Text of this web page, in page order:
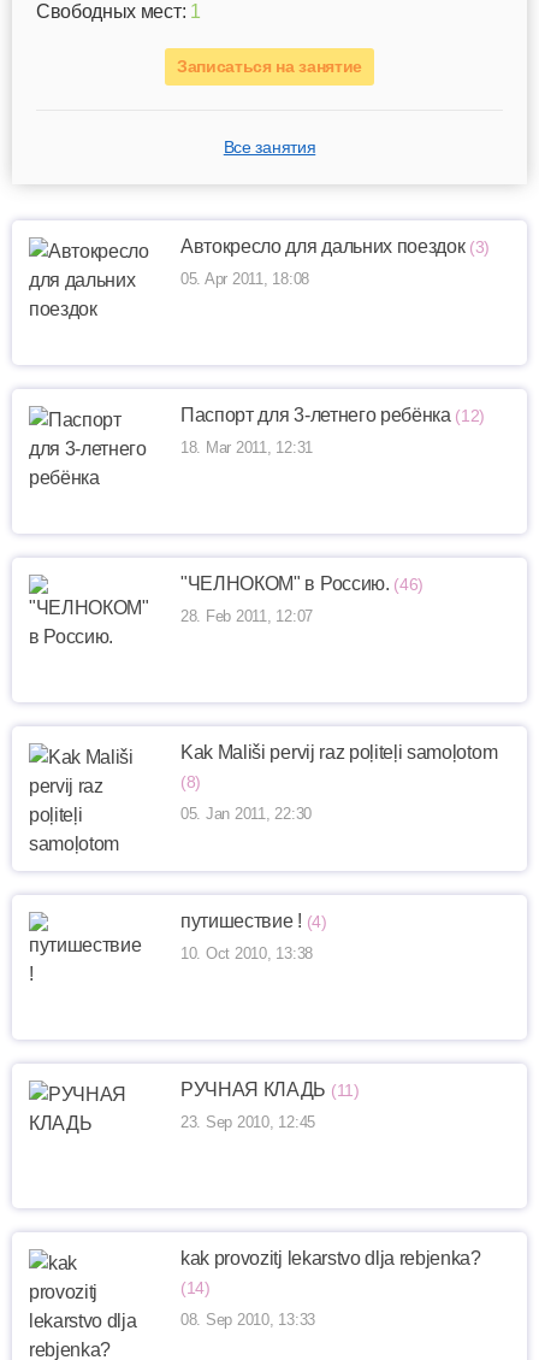
Свободных мест: 1
Записаться на занятие
Все занятия
Автокресло для дальних поездок (3)
05. Apr 2011, 18:08
Паспорт для 3-летнего ребёнка (12)
18. Mar 2011, 12:31
"ЧЕЛНОКОМ" в Россию. (46)
28. Feb 2011, 12:07
Kak Mališi pervij raz poļiteļi samoļotom
(8)
05. Jan 2011, 22:30
путишествие ! (4)
10. Oct 2010, 13:38
РУЧНАЯ КЛАДЬ (11)
23. Sep 2010, 12:45
kak provozitj lekarstvo dlja rebjenka?
(14)
08. Sep 2010, 13:33